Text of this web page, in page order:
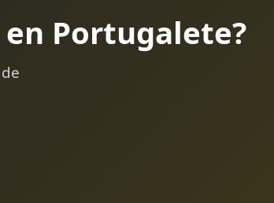
en Portugalete?